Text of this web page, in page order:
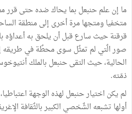
ما إن علم حنبعل بما يحاك ضده حتى قرر
متخفيا ومتجها مرة أخرى إلى منطقة
قرقنة حيث سارع قبل أن يلحق به أعداؤه
صور الٌتي لم تمثٌل سوى محطٌة في طريقه
الحالية، حيث التقى حنبعل بالملك
ذمّته.
لم يكن اختيار حنبعل لهذه الوجهة
أولها تشبعه الشٌخصي الكبير بالثٌقافة